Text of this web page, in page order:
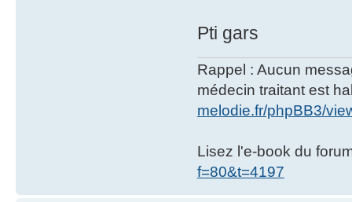
Pti gars
Rappel : Aucun
médecin traitant est
melodie.fr/phpBB3/
Lisez l'e-book du
f=80&t=4197